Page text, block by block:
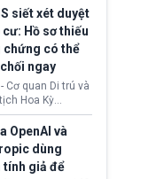
hoảng sức
thần ở thanh
siết chặt chính
quyền công dân
sinh. Động thái
sau khi Tòa án
Hoa Kỳ
hôm 30/7
bác bỏ, ngăn
quyền thực hiện
này.
siết xét duyệt
cư: Hồ sơ thiếu
chứng có thể
ngay
Cơ quan Di trú và
Hoa Kỳ
vừa thay đổi quy
duyệt hồ sơ
trao quyền cho
từ chối ngay
đơn không chứng
OpenAI và
dùng
tính giả để